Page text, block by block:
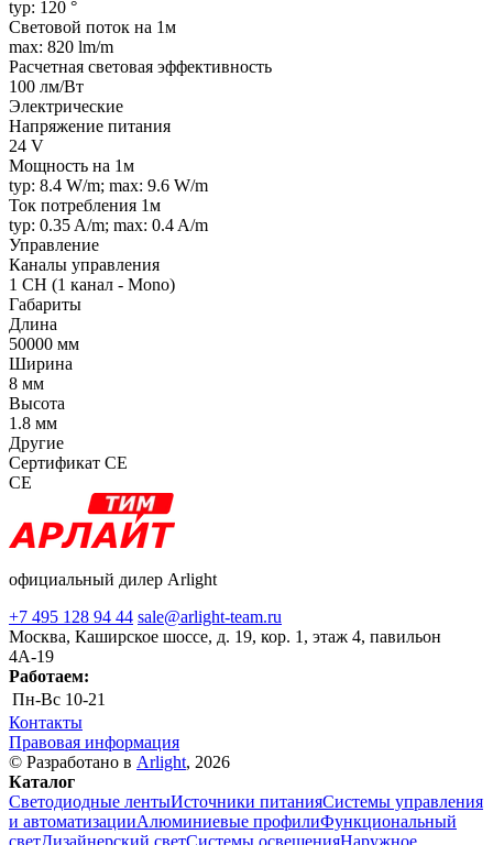
typ: 120 °
Световой поток на 1м
max: 820 lm/m
Расчетная световая эффективность
100 лм/Вт
Электрические
Напряжение питания
24 V
Мощность на 1м
typ: 8.4 W/m; max: 9.6 W/m
Ток потребления 1м
typ: 0.35 A/m; max: 0.4 A/m
Управление
Каналы управления
1 CH (1 канал - Mono)
Габариты
Длина
50000 мм
Ширина
8 мм
Высота
1.8 мм
Другие
Сертификат CE
CE
официальный дилер Arlight
+7 495 128 94 44 sale@arlight-team.ru
Москва, Каширское шоссе, д. 19, кор. 1, этаж 4, павильон
4А-19
Работаем:
Пн-Вс 10-21
Контакты
Правовая информация
© Разработано в Arlight, 2026
Каталог
Светодиодные лентыИсточники питанияСистемы управления
и автоматизацииАлюминиевые профилиФункциональный